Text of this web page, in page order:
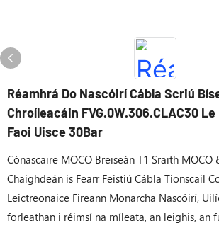
Réamhrá Do Nascóirí Cábla Scriú
Chroíleacáin FVG.0W.306.CLAC30
Faoi Uisce 30Bar
Cónascaire MOCO Breiseán T1 Sraith
Chaighdeán is Fearr Feistiú Cábla Tionscail
Leictreonaice Fireann Monarcha Nascóirí,
forleathan i réimsí na míleata, an leighis, an